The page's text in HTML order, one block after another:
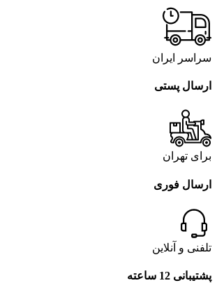
سراسر ایران
ارسال پستی
برای تهران
ارسال فوری
تلفنی و آنلاین
پشتیبانی 12 ساعته